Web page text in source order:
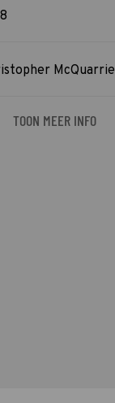
McQuarrie
TOON MEER INFO